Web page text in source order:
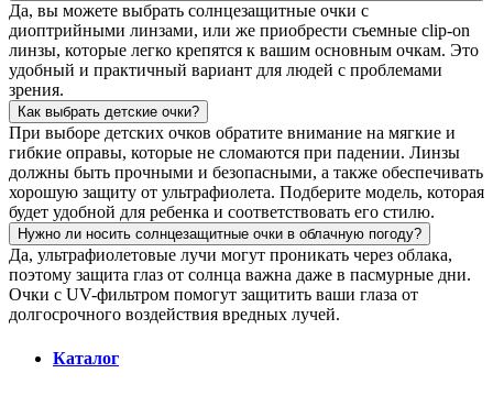
Да, вы можете выбрать солнцезащитные очки с
диоптрийными линзами, или же приобрести съемные clip-on
линзы, которые легко крепятся к вашим основным очкам. Это
удобный и практичный вариант для людей с проблемами
зрения.
Как выбрать детские очки?
При выборе детских очков обратите внимание на мягкие и
гибкие оправы, которые не сломаются при падении. Линзы
должны быть прочными и безопасными, а также обеспечивать
хорошую защиту от ультрафиолета. Подберите модель, которая
будет удобной для ребенка и соответствовать его стилю.
Нужно ли носить солнцезащитные очки в облачную погоду?
Да, ультрафиолетовые лучи могут проникать через облака,
поэтому защита глаз от солнца важна даже в пасмурные дни.
Очки с UV-фильтром помогут защитить ваши глаза от
долгосрочного воздействия вредных лучей.
Каталог